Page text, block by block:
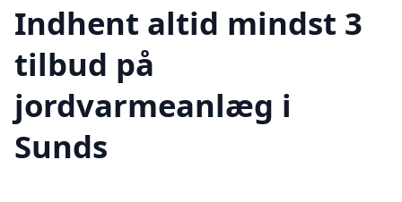
Indhent altid mindst 3
tilbud på
jordvarmeanlæg i
Sunds